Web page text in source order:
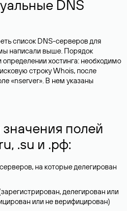
DNS
список DNS-серверов для
написали выше. Порядок
определении хостинга: необходимо
строку Whois, после
«nserver». В нем указаны
полей
.su и .рф:
на которые делегирован
делегирован или
или не верифицирован)